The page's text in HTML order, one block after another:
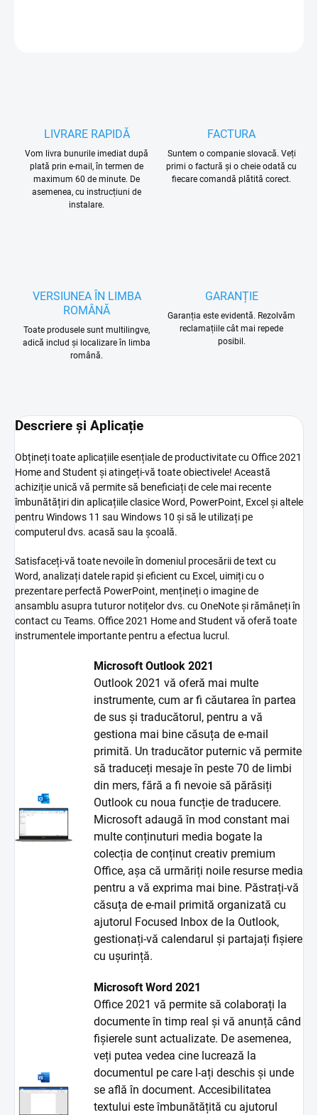
LIVRARE RAPIDĂ
Vom livra bunurile imediat după
plată prin e-mail, în termen de
maximum 60 de minute. De
asemenea, cu instrucțiuni de
instalare.
FACTURA
Suntem o companie slovacă. Veți
primi o factură și o cheie odată cu
fiecare comandă plătită corect.
VERSIUNEA ÎN LIMBA
ROMÂNĂ
Toate produsele sunt multilingve,
adică includ și localizare în limba
română.
GARANȚIE
Garanția este evidentă. Rezolvăm
reclamațiile cât mai repede
posibil.
Descriere și Aplicație
Obțineți toate aplicațiile esențiale de productivitate cu Office 2021
Home and Student și atingeți-vă toate obiectivele! Această
achiziție unică vă permite să beneficiați de cele mai recente
îmbunătățiri din aplicațiile clasice Word, PowerPoint, Excel și altele
pentru Windows 11 sau Windows 10 și să le utilizați pe
computerul dvs. acasă sau la școală.
Satisfaceți-vă toate nevoile în domeniul procesării de text cu
Word, analizați datele rapid și eficient cu Excel, uimiți cu o
prezentare perfectă PowerPoint, mențineți o imagine de
ansamblu asupra tuturor notițelor dvs. cu OneNote și rămâneți în
contact cu Teams. Office 2021 Home and Student vă oferă toate
instrumentele importante pentru a efectua lucrul.
Microsoft Outlook 2021
Outlook 2021 vă oferă mai multe
instrumente, cum ar fi căutarea în partea
de sus și traducătorul, pentru a vă
gestiona mai bine căsuța de e-mail
primită. Un traducător puternic vă permite
să traduceți mesaje în peste 70 de limbi
din mers, fără a fi nevoie să părăsiți
Outlook cu noua funcție de traducere.
Microsoft adaugă în mod constant mai
multe conținuturi media bogate la
colecția de conținut creativ premium
Office, așa că urmăriți noile resurse media
pentru a vă exprima mai bine. Păstrați-vă
căsuța de e-mail primită organizată cu
ajutorul Focused Inbox de la Outlook,
gestionați-vă calendarul și partajați fișiere
cu ușurință.
Microsoft Word 2021
Office 2021 vă permite să colaborați la
documente în timp real și vă anunță când
fișierele sunt actualizate. De asemenea,
veți putea vedea cine lucrează la
documentul pe care l-ați deschis și unde
se află în document. Accesibilitatea
textului este îmbunătățită cu ajutorul